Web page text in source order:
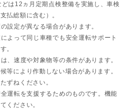
どは12ヵ月定期点検整備を実施し、車検
払総額に含む）。
設定が異なる場合があります。
よって同じ車種でも安全運転サポート
。
、速度や対象物等の条件があります。
等により作動しない場合があります。
ずねください。
運転を支援するためのものです。機能
ください。